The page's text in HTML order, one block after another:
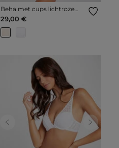
Beha met cups lichtroze
vrouw
29,00 €
Previous Next